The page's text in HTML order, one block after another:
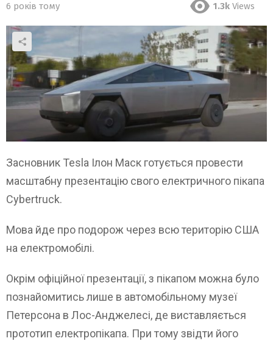
6 років тому 1.3k Views
Засновник Tesla Ілон Маск готується провести
масштабну презентацію свого електричного пікапа
Cybertruck.
Мова йде про подорож через всю територію США
на електромобілі.
Окрім офіційної презентації, з пікапом можна було
познайомитись лише в автомобільному музеї
Петерсона в Лос-Анджелесі, де виставляється
прототип електропікапа. При тому звідти його